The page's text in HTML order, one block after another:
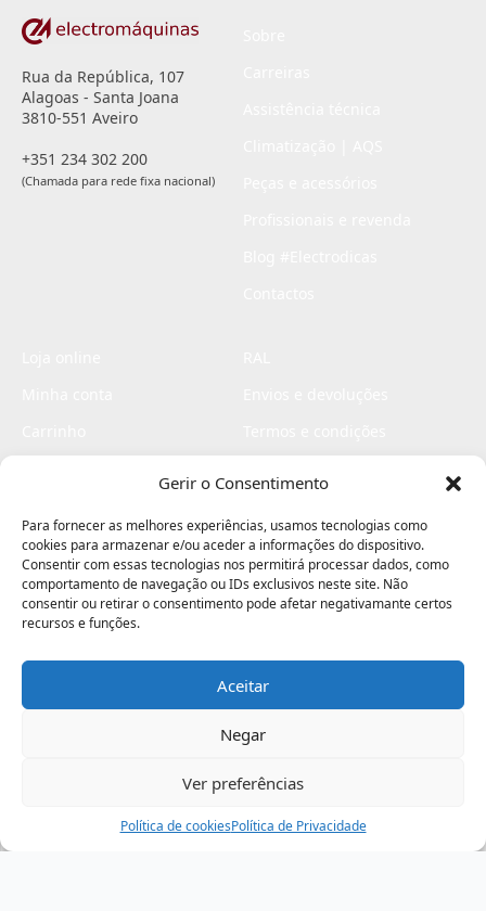
Gerir o Consentimento
Para fornecer as melhores experiências, usamos tecnologias como
cookies para armazenar e/ou aceder a informações do dispositivo.
Consentir com essas tecnologias nos permitirá processar dados, como
comportamento de navegação ou IDs exclusivos neste site. Não
consentir ou retirar o consentimento pode afetar negativamante certos
recursos e funções.
Aceitar
Negar
Ver preferências
Política de cookiesPolítica de Privacidade
Rua da República, 107
Alagoas - Santa Joana
3810-551 Aveiro
+351 234 302 200
(Chamada para rede fixa nacional)
Livro de elogios
Electromaquinas ©2026
contágio - agência criativa
Assistência Ajuda Minha Conta